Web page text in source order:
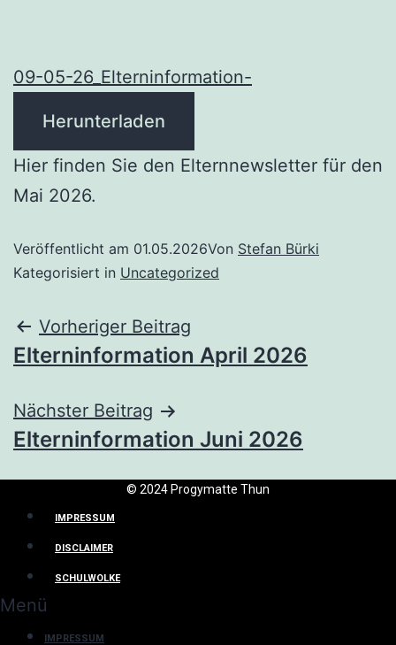
09-05-26_Elterninformation-
Herunterladen
Hier finden Sie den Elternnewsletter für den
Mai 2026.
Veröffentlicht am 01.05.2026Von Stefan Bürki
Kategorisiert in Uncategorized
Beitrags-
Navigation
Vorheriger Beitrag
Elterninformation April 2026
Nächster Beitrag
Elterninformation Juni 2026
© 2024 Progymatte Thun
IMPRESSUM
DISCLAIMER
SCHULWOLKE
Menü
IMPRESSUM